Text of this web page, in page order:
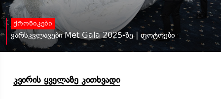
ქრონიკები
ვარსკვლავები Met Gala 2025-ზე | ფოტოები
კვირის ყველაზე კითხვადი